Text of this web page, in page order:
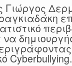
Γιώργος
να
Cyberbullying.